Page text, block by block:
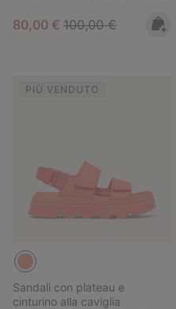
Sale price:
80,00 € Regular price:
100,00 €
PIÙ VENDUTO
Sandali con plateau e
cinturino alla caviglia